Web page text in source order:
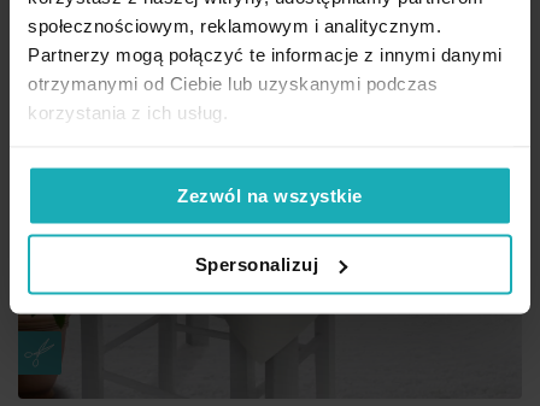
społecznościowym, reklamowym i analitycznym.
Partnerzy mogą połączyć te informacje z innymi danymi
otrzymanymi od Ciebie lub uzyskanymi podczas
korzystania z ich usług.
Zezwól na wszystkie
Spersonalizuj